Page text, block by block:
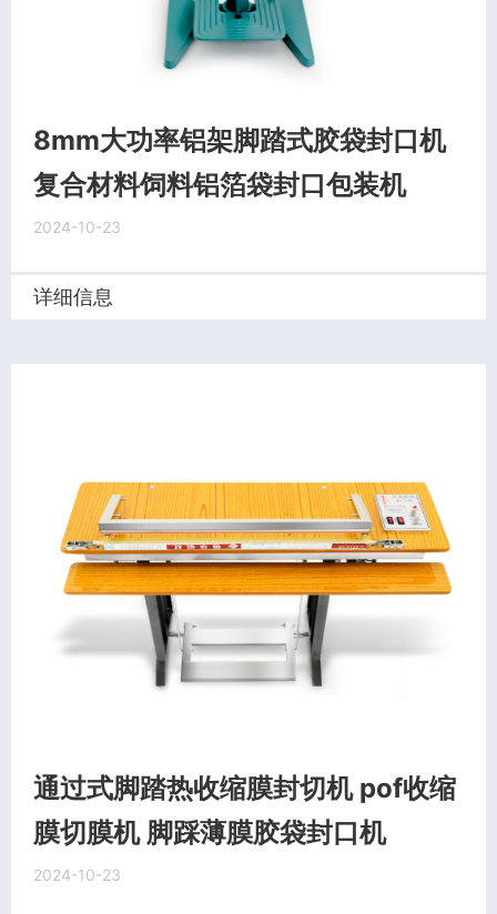
8mm大功率铝架脚踏式胶袋封口机
复合材料饲料铝箔袋封口包装机
2024-10-23
详细信息
通过式脚踏热收缩膜封切机 pof收缩
膜切膜机 脚踩薄膜胶袋封口机
2024-10-23